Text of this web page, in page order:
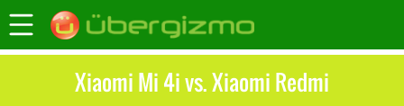
Xiaomi Mi 4i vs. Xiaomi Redmi